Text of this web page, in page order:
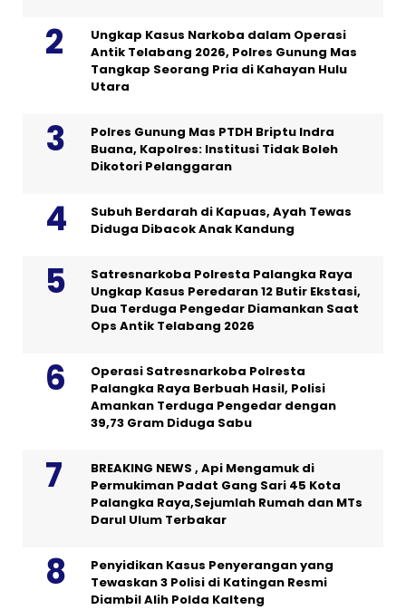
Ungkap Kasus Narkoba dalam Operasi
Antik Telabang 2026, Polres Gunung Mas
Tangkap Seorang Pria di Kahayan Hulu
Utara
Polres Gunung Mas PTDH Briptu Indra
Buana, Kapolres: Institusi Tidak Boleh
Dikotori Pelanggaran
Subuh Berdarah di Kapuas, Ayah Tewas
Diduga Dibacok Anak Kandung
Satresnarkoba Polresta Palangka Raya
Ungkap Kasus Peredaran 12 Butir Ekstasi,
Dua Terduga Pengedar Diamankan Saat
Ops Antik Telabang 2026
Operasi Satresnarkoba Polresta
Palangka Raya Berbuah Hasil, Polisi
Amankan Terduga Pengedar dengan
39,73 Gram Diduga Sabu
BREAKING NEWS , Api Mengamuk di
Permukiman Padat Gang Sari 45 Kota
Palangka Raya,Sejumlah Rumah dan MTs
Darul Ulum Terbakar
Penyidikan Kasus Penyerangan yang
Tewaskan 3 Polisi di Katingan Resmi
Diambil Alih Polda Kalteng